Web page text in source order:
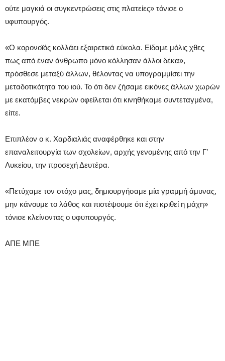
ούτε μαγκιά οι συγκεντρώσεις στις πλατείες» τόνισε ο
υφυπουργός.
«Ο κορονοϊός κολλάει εξαιρετικά εύκολα. Είδαμε μόλις χθες
πως από έναν άνθρωπο μόνο κόλλησαν άλλοι δέκα»,
πρόσθεσε μεταξύ άλλων, θέλοντας να υπογραμμίσει την
μεταδοτικότητα του ιού. Το ότι δεν ζήσαμε εικόνες άλλων χωρών
με εκατόμβες νεκρών οφείλεται ότι κινηθήκαμε συντεταγμένα,
είπε.
Επιπλέον ο κ. Χαρδιαλιάς αναφέρθηκε και στην
επαναλειτουργία των σχολείων, αρχής γενομένης από την Γ’
Λυκείου, την προσεχή Δευτέρα.
«Πετύχαμε τον στόχο μας, δημιουργήσαμε μία γραμμή άμυνας,
μην κάνουμε το λάθος και πιστέψουμε ότι έχει κριθεί η μάχη»
τόνισε κλείνοντας ο υφυπουργός.
ΑΠΕ ΜΠΕ